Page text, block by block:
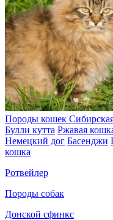
Породы кошек
Булли кутта Ржавая
Немецкий дог Басенджи
кошка
Ротвейлер
Породы собак
Донской сфинкс